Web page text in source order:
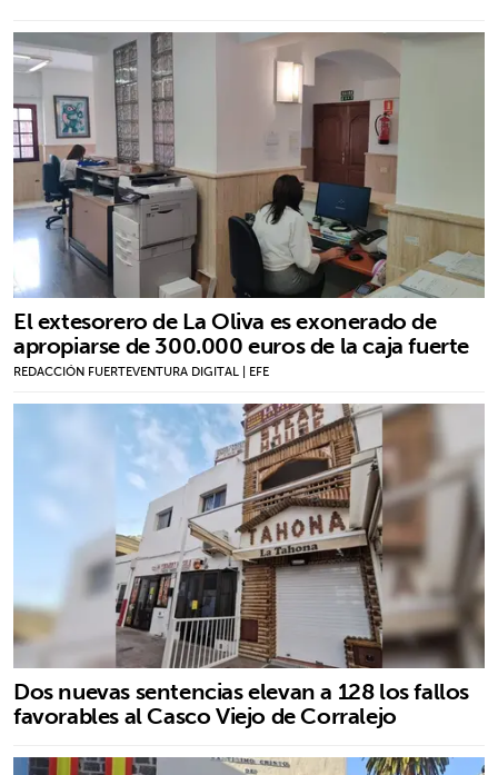
El extesorero de La Oliva es exonerado de
apropiarse de 300.000 euros de la caja fuerte
REDACCIÓN FUERTEVENTURA DIGITAL | EFE
Dos nuevas sentencias elevan a 128 los fallos
favorables al Casco Viejo de Corralejo